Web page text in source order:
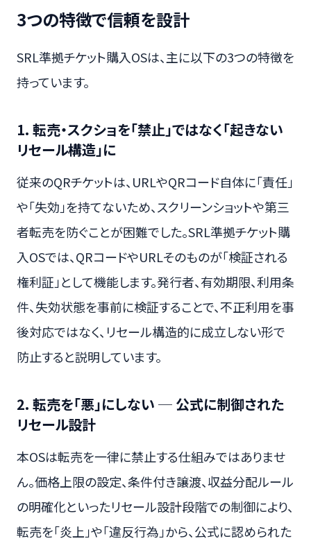
3つの特徴で信頼を設計
SRL準拠チケット購入OSは、主に以下の3つの特徴を
持っています。
1. 転売・スクショを「禁止」ではなく「起きない
リセール構造」に
従来のQRチケットは、URLやQRコード自体に「責任」
や「失効」を持てないため、スクリーンショットや第三
者転売を防ぐことが困難でした。SRL準拠チケット購
入OSでは、QRコードやURLそのものが「検証される
権利証」として機能します。発行者、有効期限、利用条
件、失効状態を事前に検証することで、不正利用を事
後対応ではなく、リセール構造的に成立しない形で
防止すると説明しています。
2. 転売を「悪」にしない ─ 公式に制御された
リセール設計
本OSは転売を一律に禁止する仕組みではありませ
ん。価格上限の設定、条件付き譲渡、収益分配ルール
の明確化といったリセール設計段階での制御により、
転売を「炎上」や「違反行為」から、公式に認められた